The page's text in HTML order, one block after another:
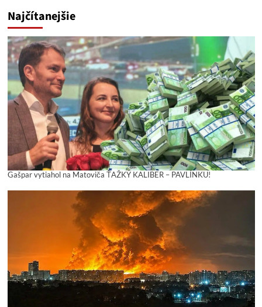
Najčítanejšie
Gašpar vytiahol na Matoviča ŤAŽKÝ KALIBER – PAVLÍNKU!